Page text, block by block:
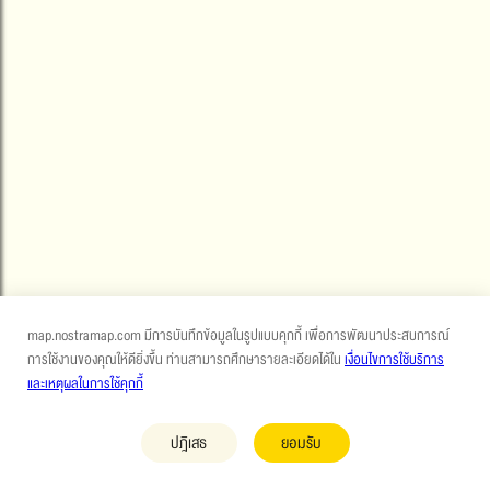
map.nostramap.com มีการบันทึกข้อมูลในรูปแบบคุกกี้ เพื่อการพัฒนาประสบการณ์
การใช้งานของคุณให้ดียิ่งขึ้น ท่านสามารถศึกษารายละเอียดได้ในเงื่อนไขการใช้บริการ
และเหตุผลในการใช้คุกกี้
ปฎิเสธ ยอมรับ